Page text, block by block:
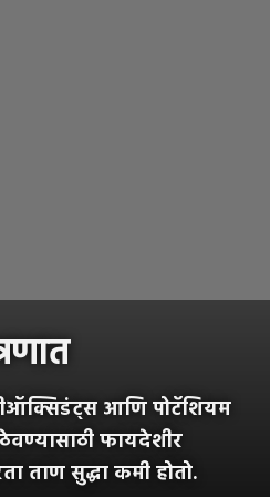
आणि पोटॅशियम
फायदेशीर
ताण सुद्धा कमी होतो.